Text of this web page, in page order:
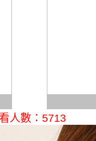
人數：5713